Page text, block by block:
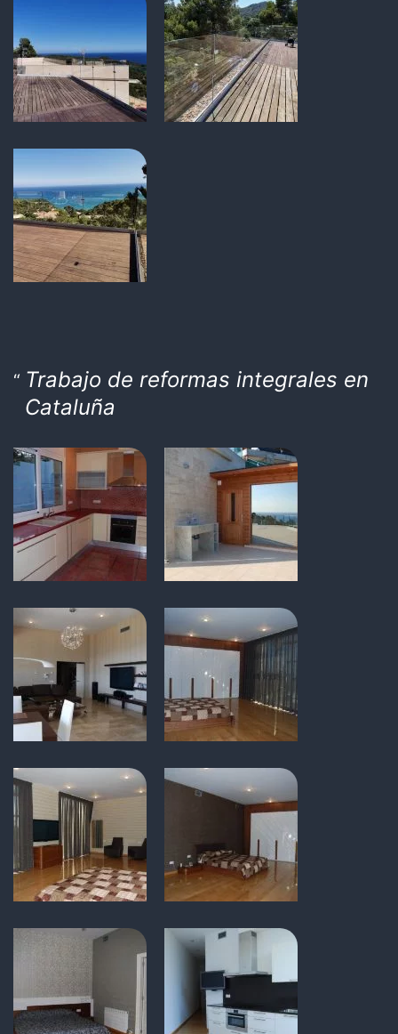
Trabajo de reformas integrales en
Cataluña